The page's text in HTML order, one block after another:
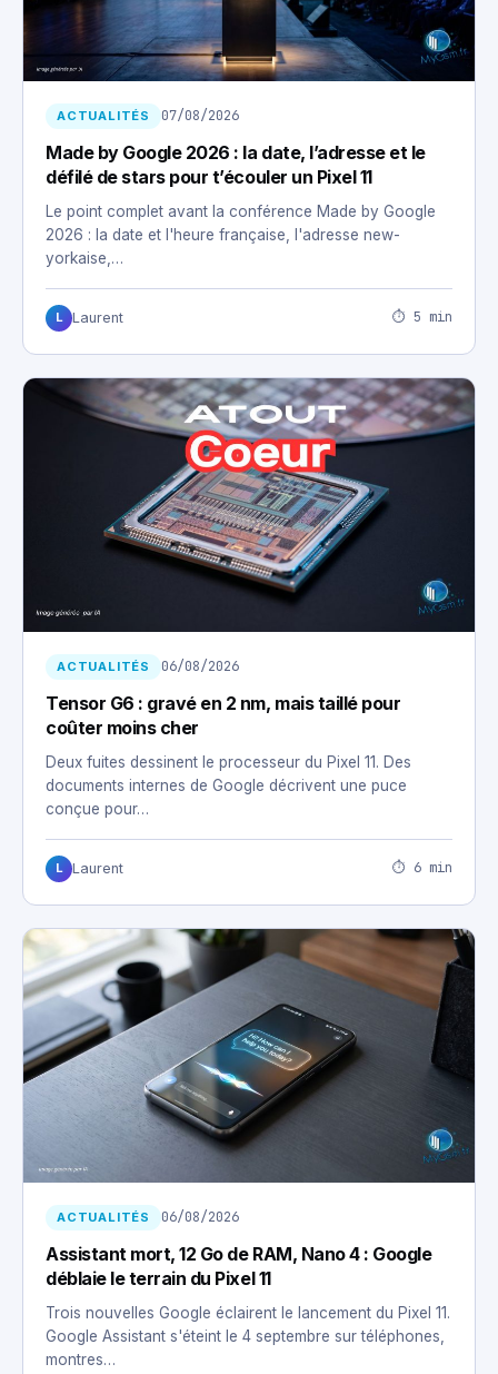
ACTUALITÉS 07/08/2026
Made by Google 2026 : la date, l’adresse et le
défilé de stars pour t’écouler un Pixel 11
Le point complet avant la conférence Made by Google
2026 : la date et l'heure française, l'adresse new-
yorkaise,…
L Laurent ⏱ 5 min
ACTUALITÉS 06/08/2026
Tensor G6 : gravé en 2 nm, mais taillé pour
coûter moins cher
Deux fuites dessinent le processeur du Pixel 11. Des
documents internes de Google décrivent une puce
conçue pour…
L Laurent ⏱ 6 min
ACTUALITÉS 06/08/2026
Assistant mort, 12 Go de RAM, Nano 4 : Google
déblaie le terrain du Pixel 11
Trois nouvelles Google éclairent le lancement du Pixel 11.
Google Assistant s'éteint le 4 septembre sur téléphones,
montres…